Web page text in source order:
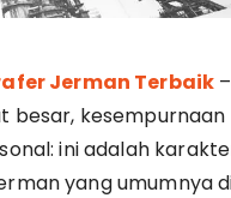
Jerman Terbaik
besar, kesempurnaan
ini adalah
yang umumnya